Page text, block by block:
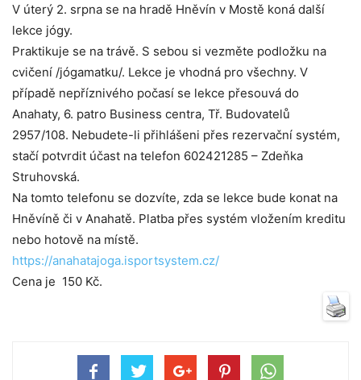
V úterý 2. srpna se na hradě Hněvín v Mostě koná další
lekce jógy.
Praktikuje se na trávě. S sebou si vezměte podložku na
cvičení /jógamatku/. Lekce je vhodná pro všechny. V
případě nepříznivého počasí se lekce přesouvá do
Anahaty, 6. patro Business centra, Tř. Budovatelů
2957/108. Nebudete-li přihlášeni přes rezervační systém,
stačí potvrdit účast na telefon 602421285 – Zdeňka
Struhovská.
Na tomto telefonu se dozvíte, zda se lekce bude konat na
Hněvíně či v Anahatě. Platba přes systém vložením kreditu
nebo hotově na místě.
https://anahatajoga.isportsystem.cz/
Cena je 150 Kč.